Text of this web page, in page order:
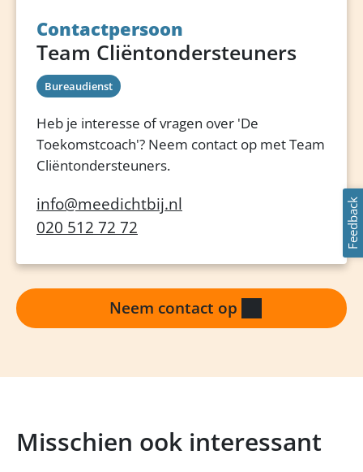
Feedback
Contactpersoon
Team Cliëntondersteuners
Bureaudienst
Heb je interesse of vragen over 'De
Toekomstcoach'? Neem contact op met Team
Cliëntondersteuners.
info@meedichtbij.nl
020 512 72 72
Neem contact op
Misschien ook interessant